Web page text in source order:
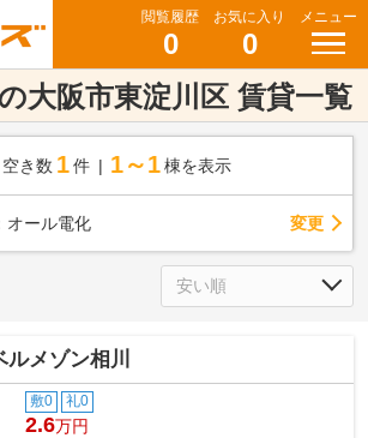
閲覧履歴
0
お気に入り
0
メニュー
大阪市東淀川区 賃貸一覧
空き数 1 件 1～1 棟を表示
オール電化 変更
ルメゾン相川
敷0 礼0
2.6万円